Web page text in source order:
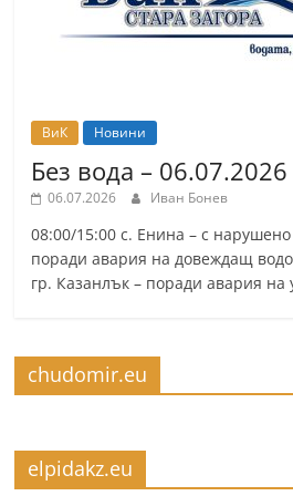
ВиК Новини
Без вода – 06.07.2026
06.07.2026 Иван Бонев
08:00/15:00 с. Енина – с
поради авария на довеждащ
гр. Казанлък – поради авария на
chudomir.eu
elpidakz.eu